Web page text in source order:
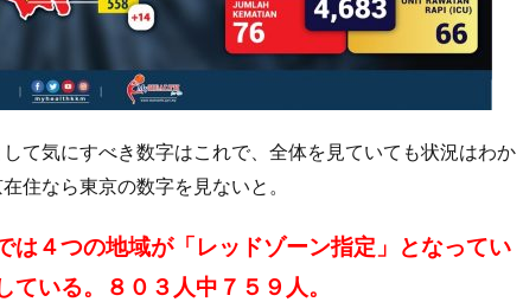
て気にすべき数字はこれで、全体を見ていても状況はわか
住なら東京の数字を見ないと。
は４つの地域が「レッドゾーン指定」となってい
いる。８０３人中７５９人。